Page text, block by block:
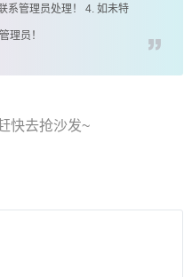
系管理员处理！ 4. 如未特
理员！